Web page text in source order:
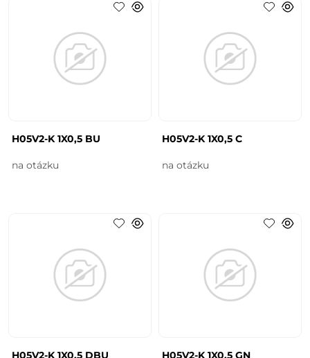
H05V2-K 1X0,5 BU
na otázku
H05V2-K 1X0,5 C
na otázku
H05V2-K 1X0,5 DBU H05V2-K 1X0,5 GN